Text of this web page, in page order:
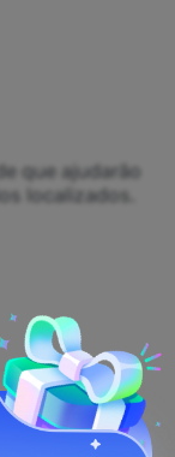
que ajudarão
localizados.
sobre sua
um proxy